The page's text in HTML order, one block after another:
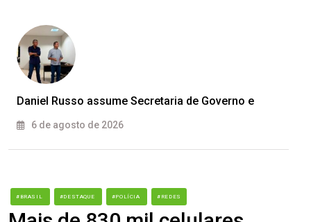
Daniel Russo assume Secretaria de Governo e
6 de agosto de 2026
#BRASIL #DESTAQUE #POLÍCIA #REDES